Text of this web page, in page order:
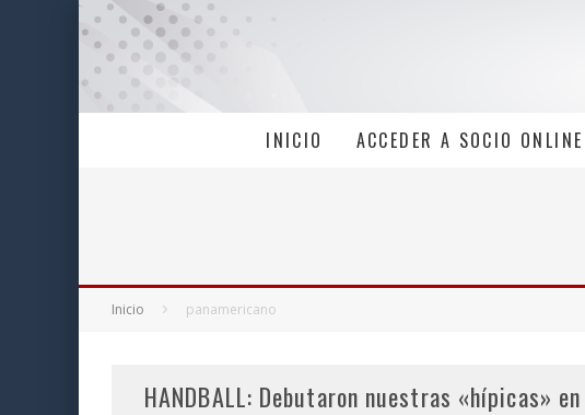
INICIO ACCEDER A SOCIO ONLINE
Inicio panamericano
HANDBALL: Debutaron nuestras «hípicas»